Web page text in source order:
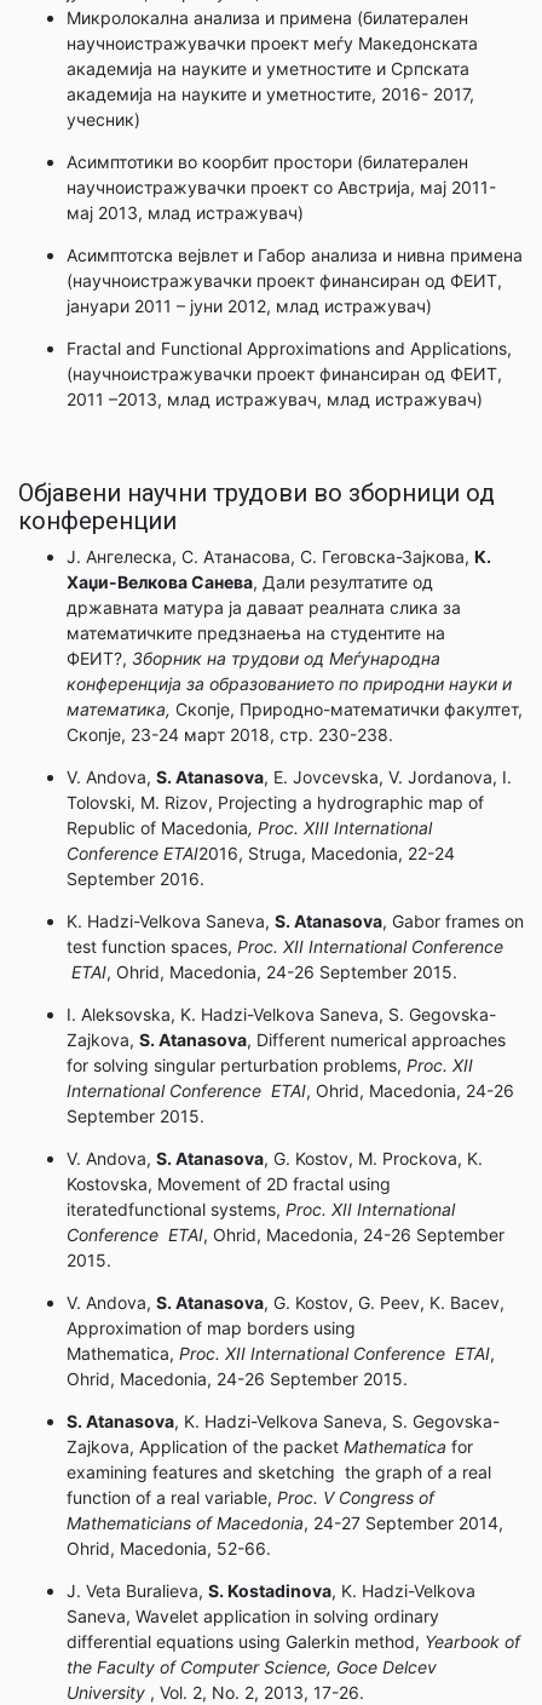
Микролокална анализа и примена (билатерален
научноистражувачки проект меѓу Македонската
академија на науките и уметностите и Српската
академија на науките и уметностите, 2016- 2017,
учесник)
Асимптотики во коорбит простори (билатерален
научноистражувачки проект со Австрија, мај 2011-
мај 2013, млад истражувач)
Асимптотска вејвлет и Габор анализа и нивна примена
(научноистражувачки проект финансиран од ФЕИТ,
јануари 2011 – јуни 2012, млад истражувач)
Fractal and Functional Approximations and Applications,
(научноистражувачки проект финансиран од ФЕИТ,
2011 –2013, млад истражувач, млад истражувач)
Објавени научни трудови во зборници од
конференции
Ј. Ангелеска, С. Атанасова, С. Геговска-Зајкова, К.
Хаџи-Велкова Санева, Дали резултатите од
државната матура ја даваат реалната слика за
математичките предзнаења на студентите на
ФЕИТ?, Зборник на трудови од Меѓународна
конференција за образованието по природни науки и
математика, Скопје, Природно-математички факултет,
Скопје, 23-24 март 2018, стр. 230-238.
V. Andova, S. Atanasova, E. Jovcevska, V. Jordanova, I.
Tolovski, M. Rizov, Projecting a hydrographic map of
Republic of Macedonia, Proc. XIII International
Conference ETAI2016, Struga, Macedonia, 22-24
September 2016.
K. Hadzi-Velkova Saneva, S. Atanasova, Gabor frames on
test function spaces, Proc. XII International Conference
ETAI, Ohrid, Macedonia, 24-26 September 2015.
I. Aleksovska, K. Hadzi-Velkova Saneva, S. Gegovska-
Zajkova, S. Atanasova, Different numerical approaches
for solving singular perturbation problems, Proc. XII
International Conference ETAI, Ohrid, Macedonia, 24-26
September 2015.
V. Andova, S. Atanasova, G. Kostov, M. Prockova, K.
Kostovska, Movement of 2D fractal using
iteratedfunctional systems, Proc. XII International
Conference ETAI, Ohrid, Macedonia, 24-26 September
2015.
V. Andova, S. Atanasova, G. Kostov, G. Peev, K. Bacev,
Approximation of map borders using
Mathematica, Proc. XII International Conference ETAI,
Ohrid, Macedonia, 24-26 September 2015.
S. Atanasova, K. Hadzi-Velkova Saneva, S. Gegovska-
Zajkova, Application of the packet Mathematica for
examining features and sketching the graph of a real
function of a real variable, Proc. V Congress of
Mathematicians of Macedonia, 24-27 September 2014,
Ohrid, Macedonia, 52-66.
J. Veta Buralieva, S. Kostadinova, K. Hadzi-Velkova
Saneva, Wavelet application in solving ordinary
differential equations using Galerkin method, Yearbook of
the Faculty of Computer Science, Goce Delcev
University , Vol. 2, No. 2, 2013, 17-26.